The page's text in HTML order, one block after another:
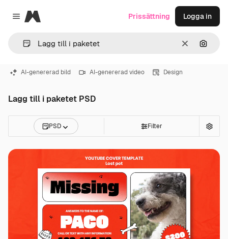
Close menu
Magnific
RensaSök
Prissättning Logga in
AI-genererad bild AI-genererad video Design
Lagg till i paketet PSD
PSD Filter